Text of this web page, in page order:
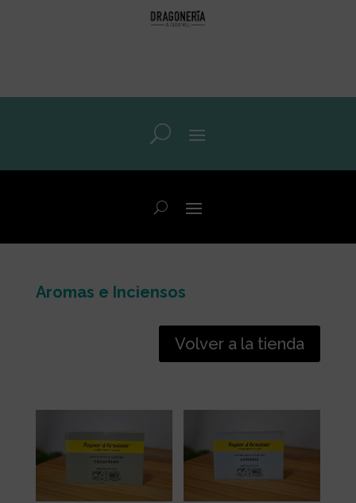
Aromas e Inciensos
Volver a la tienda